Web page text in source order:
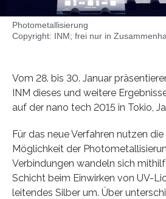
Photometallisierung
Copyright: INM; frei nur in
Vom 28. bis 30. Januar
INM dieses und weitere
auf der nano tech 2015 in Tokio,
Für das neue Verfahren nutzen
Möglichkeit der
Verbindungen wandeln sich
Schicht beim Einwirken von UV-
leitendes Silber um. Über